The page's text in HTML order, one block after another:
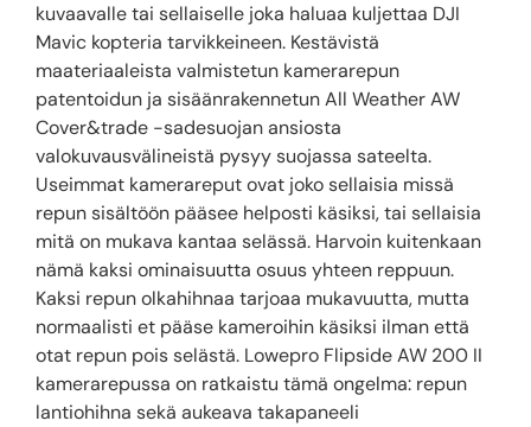
kuvaavalle tai sellaiselle joka haluaa kuljettaa DJI
Mavic kopteria tarvikkeineen. Kestävistä
maateriaaleista valmistetun kamerarepun
patentoidun ja sisäänrakennetun All Weather AW
Cover&trade -sadesuojan ansiosta
valokuvausvälineistä pysyy suojassa sateelta.
Useimmat kamerareput ovat joko sellaisia missä
repun sisältöön pääsee helposti käsiksi, tai sellaisia
mitä on mukava kantaa selässä. Harvoin kuitenkaan
nämä kaksi ominaisuutta osuus yhteen reppuun.
Kaksi repun olkahihnaa tarjoaa mukavuutta, mutta
normaalisti et pääse kameroihin käsiksi ilman että
otat repun pois selästä. Lowepro Flipside AW 200 II
kamerarepussa on ratkaistu tämä ongelma: repun
lantiohihna sekä aukeava takapaneeli